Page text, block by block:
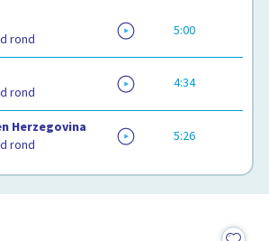
rond
5:00
rond
4:34
Herzegovina
rond
5:26